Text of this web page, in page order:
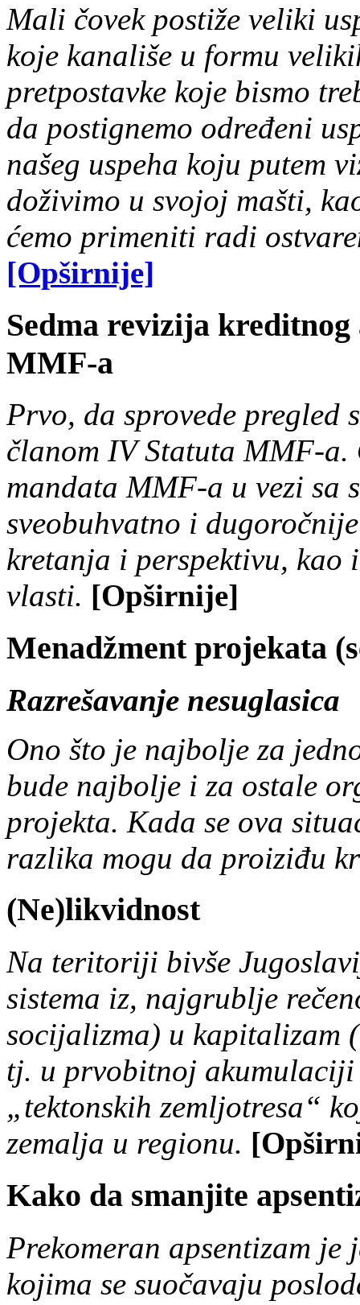
Mali čovek postiže veliki
koje kanališe u formu
pretpostavke koje bismo
da postignemo određeni
našeg uspeha koju putem
doživimo u svojoj mašti,
ćemo primeniti radi
[Opširnije]
Sedma revizija
MMF-a
Prvo, da sprovede pregled
članom IV Statuta MMF-
mandata MMF-a u vezi sa
sveobuhvatno i
kretanja i perspektivu, kao
vlasti. [Opširnije]
Menadžment projekata
Razrešavanje nesuglasica
Ono što je najbolje za
bude najbolje i za ostale
projekta. Kada se ova
razlika mogu da proiziđu
(Ne)likvidnost
Na teritoriji bivše
sistema iz, najgrublje
socijalizma) u kapitalizam
tj. u prvobitnoj
„tektonskih zemljotresa“
zemalja u regionu.
Kako da smanjite
Prekomeran apsentizam
kojima se suočavaju